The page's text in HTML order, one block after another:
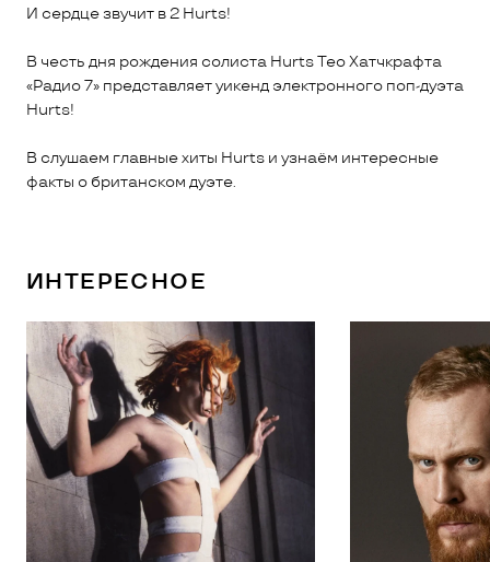
И сердце звучит в 2 Hurts!
В честь дня рождения солиста Hurts Тео Хатчкрафта
«Радио 7» представляет уикенд электронного поп-дуэта
Hurts!
В слушаем главные хиты Hurts и узнаём интересные
факты о британском дуэте.
ИНТЕРЕСНОЕ